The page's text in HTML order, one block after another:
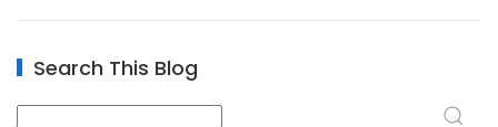
Search This Blog